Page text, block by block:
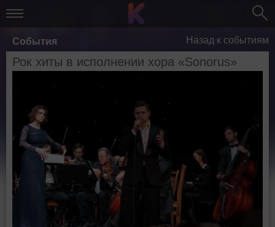
События Назад к событиям
Рок хиты в исполнении хора «Sonorus»